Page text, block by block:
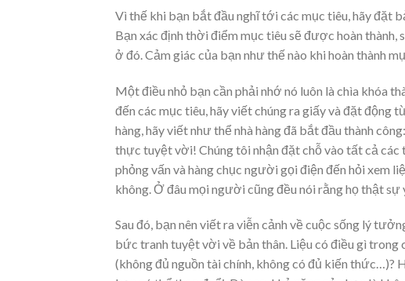
Vì thế khi bạn bắt đầu nghĩ tới các mục tiêu, hãy đặt
Bạn xác định thời điểm mục tiêu sẽ được hoàn thành,
ở đó. Cảm giác của bạn như thế nào khi hoàn thành
Một điều nhỏ bạn cần phải nhớ nó luôn là chìa khóa
đến các mục tiêu, hãy viết chúng ra giấy và đặt động
hàng, hãy viết như thể nhà hàng đã bắt đầu thành
thực tuyệt vời! Chúng tôi nhận đặt chỗ vào tất cả
phỏng vấn và hàng chục người gọi điện đến hỏi xem
không. Ở đâu mọi người cũng đều nói rằng họ thật sự
Sau đó, bạn nên viết ra viễn cảnh về cuộc sống lý
bức tranh tuyệt vời về bản thân. Liệu có điều gì
(không đủ nguồn tài chính, không có đủ kiến thức…)?